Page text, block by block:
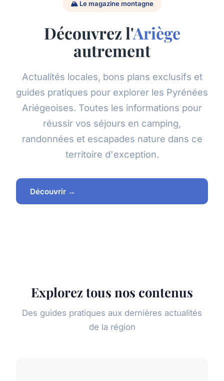
🏔️ Le magazine montagne
Découvrez l'Ariège
autrement
Actualités locales, bons plans exclusifs et
guides pratiques pour explorer les Pyrénées
Ariégeoises. Toutes les informations pour
réussir vos séjours en camping,
randonnées et escapades nature dans ce
territoire d'exception.
Découvrir →
Explorez tous nos contenus
Des guides pratiques aux dernières actualités
de la région